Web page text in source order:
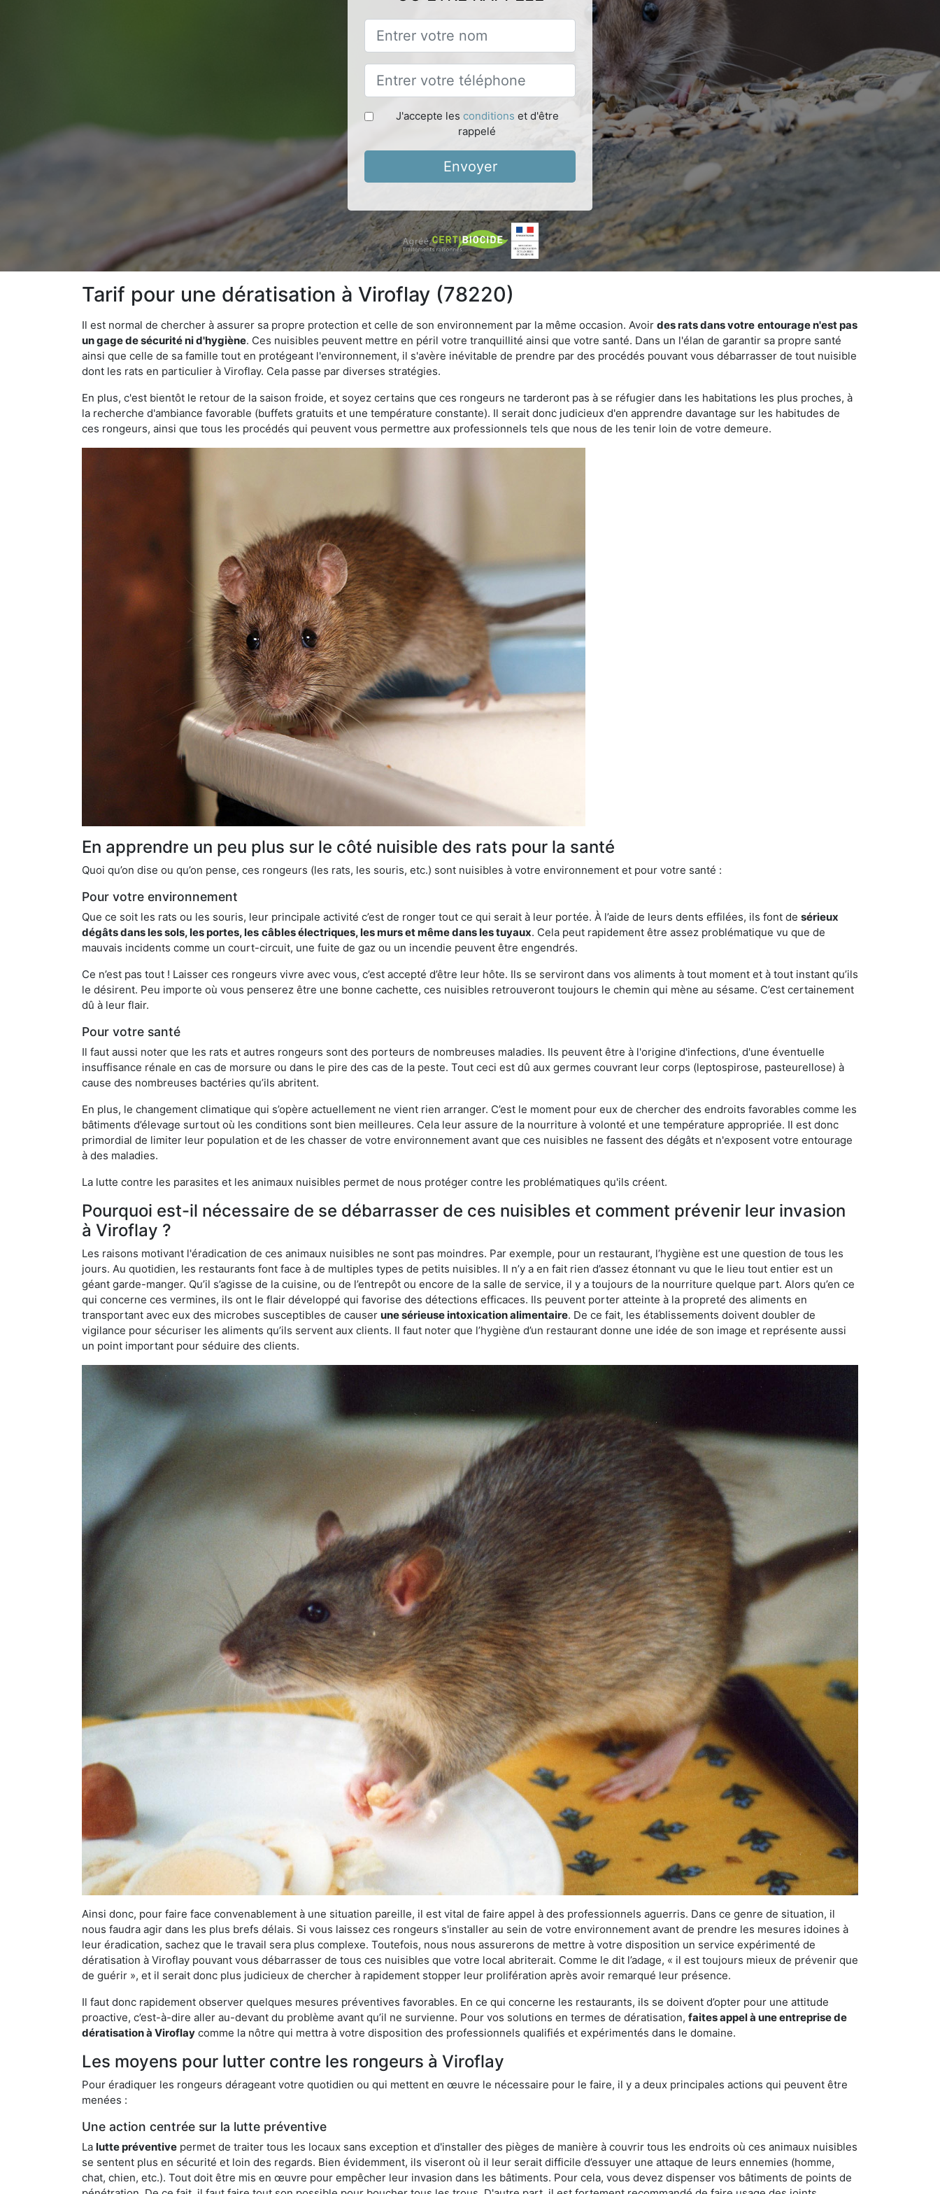
J'accepte les conditions et d'être
rappelé
Envoyer
Tarif pour une dératisation à Viroflay (78220)
Il est normal de chercher à assurer sa propre protection et celle de son environnement par la même occasion. Avoir des rats dans votre entourage n'est pas
un gage de sécurité ni d'hygiène. Ces nuisibles peuvent mettre en péril votre tranquillité ainsi que votre santé. Dans un l'élan de garantir sa propre santé
ainsi que celle de sa famille tout en protégeant l'environnement, il s'avère inévitable de prendre par des procédés pouvant vous débarrasser de tout nuisible
dont les rats en particulier à Viroflay. Cela passe par diverses stratégies.
En plus, c'est bientôt le retour de la saison froide, et soyez certains que ces rongeurs ne tarderont pas à se réfugier dans les habitations les plus proches, à
la recherche d'ambiance favorable (buffets gratuits et une température constante). Il serait donc judicieux d'en apprendre davantage sur les habitudes de
ces rongeurs, ainsi que tous les procédés qui peuvent vous permettre aux professionnels tels que nous de les tenir loin de votre demeure.
En apprendre un peu plus sur le côté nuisible des rats pour la santé
Quoi qu’on dise ou qu’on pense, ces rongeurs (les rats, les souris, etc.) sont nuisibles à votre environnement et pour votre santé :
Pour votre environnement
Que ce soit les rats ou les souris, leur principale activité c’est de ronger tout ce qui serait à leur portée. À l’aide de leurs dents effilées, ils font de sérieux
dégâts dans les sols, les portes, les câbles électriques, les murs et même dans les tuyaux. Cela peut rapidement être assez problématique vu que de
mauvais incidents comme un court-circuit, une fuite de gaz ou un incendie peuvent être engendrés.
Ce n’est pas tout ! Laisser ces rongeurs vivre avec vous, c’est accepté d’être leur hôte. Ils se serviront dans vos aliments à tout moment et à tout instant qu’ils
le désirent. Peu importe où vous penserez être une bonne cachette, ces nuisibles retrouveront toujours le chemin qui mène au sésame. C’est certainement
dû à leur flair.
Pour votre santé
Il faut aussi noter que les rats et autres rongeurs sont des porteurs de nombreuses maladies. Ils peuvent être à l'origine d'infections, d'une éventuelle
insuffisance rénale en cas de morsure ou dans le pire des cas de la peste. Tout ceci est dû aux germes couvrant leur corps (leptospirose, pasteurellose) à
cause des nombreuses bactéries qu’ils abritent.
En plus, le changement climatique qui s’opère actuellement ne vient rien arranger. C’est le moment pour eux de chercher des endroits favorables comme les
bâtiments d’élevage surtout où les conditions sont bien meilleures. Cela leur assure de la nourriture à volonté et une température appropriée. Il est donc
primordial de limiter leur population et de les chasser de votre environnement avant que ces nuisibles ne fassent des dégâts et n'exposent votre entourage
à des maladies.
La lutte contre les parasites et les animaux nuisibles permet de nous protéger contre les problématiques qu'ils créent.
Pourquoi est-il nécessaire de se débarrasser de ces nuisibles et comment prévenir leur invasion
à Viroflay ?
Les raisons motivant l'éradication de ces animaux nuisibles ne sont pas moindres. Par exemple, pour un restaurant, l’hygiène est une question de tous les
jours. Au quotidien, les restaurants font face à de multiples types de petits nuisibles. Il n’y a en fait rien d’assez étonnant vu que le lieu tout entier est un
géant garde-manger. Qu’il s’agisse de la cuisine, ou de l’entrepôt ou encore de la salle de service, il y a toujours de la nourriture quelque part. Alors qu’en ce
qui concerne ces vermines, ils ont le flair développé qui favorise des détections efficaces. Ils peuvent porter atteinte à la propreté des aliments en
transportant avec eux des microbes susceptibles de causer une sérieuse intoxication alimentaire. De ce fait, les établissements doivent doubler de
vigilance pour sécuriser les aliments qu’ils servent aux clients. Il faut noter que l’hygiène d’un restaurant donne une idée de son image et représente aussi
un point important pour séduire des clients.
Ainsi donc, pour faire face convenablement à une situation pareille, il est vital de faire appel à des professionnels aguerris. Dans ce genre de situation, il
nous faudra agir dans les plus brefs délais. Si vous laissez ces rongeurs s'installer au sein de votre environnement avant de prendre les mesures idoines à
leur éradication, sachez que le travail sera plus complexe. Toutefois, nous nous assurerons de mettre à votre disposition un service expérimenté de
dératisation à Viroflay pouvant vous débarrasser de tous ces nuisibles que votre local abriterait. Comme le dit l’adage, « il est toujours mieux de prévenir que
de guérir », et il serait donc plus judicieux de chercher à rapidement stopper leur prolifération après avoir remarqué leur présence.
Il faut donc rapidement observer quelques mesures préventives favorables. En ce qui concerne les restaurants, ils se doivent d’opter pour une attitude
proactive, c’est-à-dire aller au-devant du problème avant qu’il ne survienne. Pour vos solutions en termes de dératisation, faites appel à une entreprise de
dératisation à Viroflay comme la nôtre qui mettra à votre disposition des professionnels qualifiés et expérimentés dans le domaine.
Les moyens pour lutter contre les rongeurs à Viroflay
Pour éradiquer les rongeurs dérageant votre quotidien ou qui mettent en œuvre le nécessaire pour le faire, il y a deux principales actions qui peuvent être
menées :
Une action centrée sur la lutte préventive
La lutte préventive permet de traiter tous les locaux sans exception et d'installer des pièges de manière à couvrir tous les endroits où ces animaux nuisibles
se sentent plus en sécurité et loin des regards. Bien évidemment, ils viseront où il leur serait difficile d’essuyer une attaque de leurs ennemies (homme,
chat, chien, etc.). Tout doit être mis en œuvre pour empêcher leur invasion dans les bâtiments. Pour cela, vous devez dispenser vos bâtiments de points de